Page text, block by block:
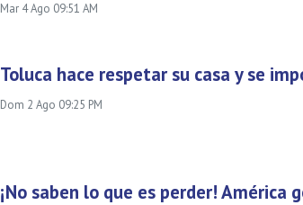
Mar 4 Ago 09:51 AM
Toluca hace respetar su casa y se
Dom 2 Ago 09:25 PM
¡No saben lo que es perder! América